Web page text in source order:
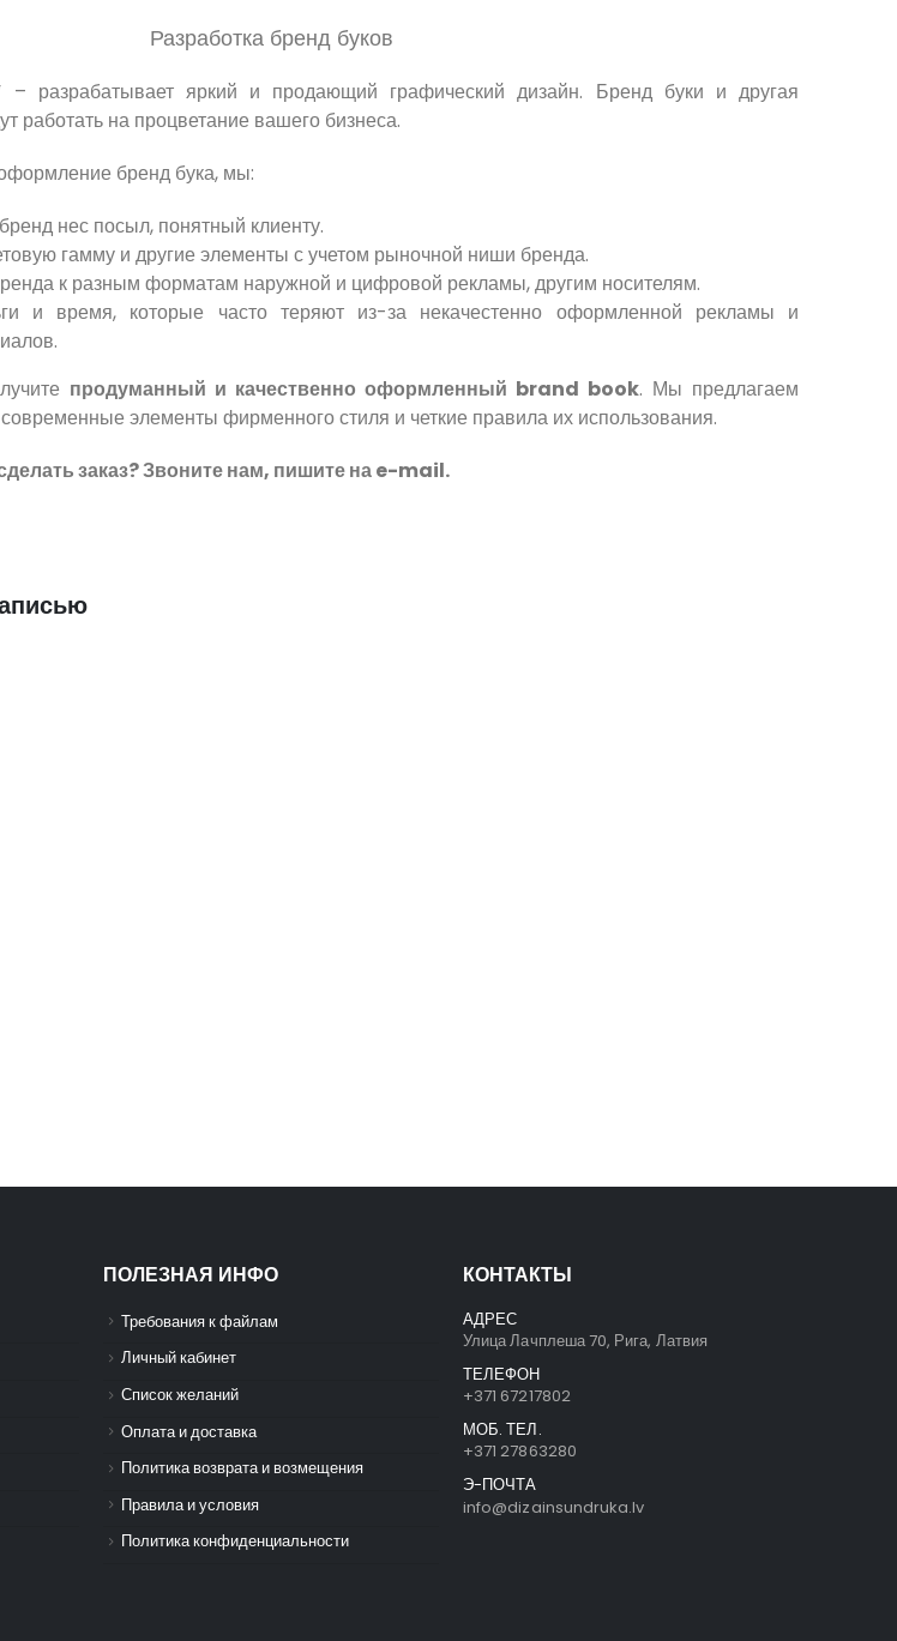
Разработка бренд буков
разрабатывает яркий и продающий графический дизайн. Бренд буки и другая
работать на процветание вашего бизнеса.
бренд бука, мы:
нес посыл, понятный клиенту.
гамму и другие элементы с учетом рыночной ниши бренда.
к разным форматам наружной и цифровой рекламы, другим носителям.
и время, которые часто теряют из-за некачестенно оформленной рекламы и
продуманный и качественно оформленный brand book. Мы предлагаем
элементы фирменного стиля и четкие правила их использования.
заказ? Звоните нам, пишите на e-mail.
ПОЛЕЗНАЯ ИНФО
Требования к файлам
Личный кабинет
Список желаний
Оплата и доставка
Политика возврата и возмещения
Правила и условия
Политика конфиденциальности
КОНТАКТЫ
АДРЕС
Улица Лачплеша 70, Рига, Латвия
ТЕЛЕФОН
+371 67217802
МОБ. ТЕЛ.
+371 27863280
Э-ПОЧТА
info@dizainsundruka.lv